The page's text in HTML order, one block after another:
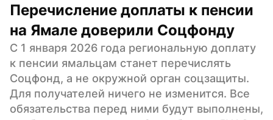
Перечисление доплаты к пенсии
на Ямале доверили Соцфонду
С 1 января 2026 года региональную доплату
к пенсии ямальцам станет перечислять
Соцфонд, а не окружной орган соцзащиты.
Для получателей ничего не изменится. Все
обязательства перед ними будут выполнены,